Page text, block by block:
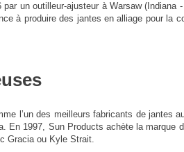
un outilleur-ajusteur à Warsaw
à produire des jantes en alliage pour la
l’un des meilleurs fabricants de jantes
En 1997, Sun Products achète la
Gracia ou Kyle Strait.